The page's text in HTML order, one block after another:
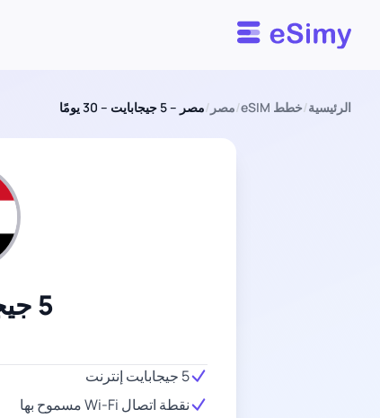
Esimy
الرئيسية/خطط eSIM /مصر /مصر – 5 جيجابايت – 30 يومًا
5 جيجابايت
5 جيجابايت إنترنت
نقطة اتصال Wi-Fi مسموح بها